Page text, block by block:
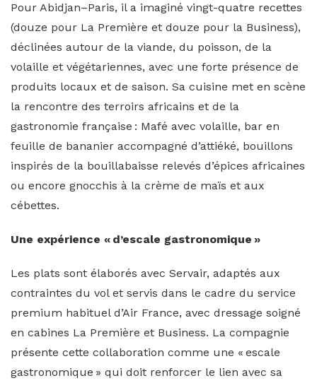
Pour Abidjan–Paris, il a imaginé vingt-quatre recettes
(douze pour La Première et douze pour la Business),
déclinées autour de la viande, du poisson, de la
volaille et végétariennes, avec une forte présence de
produits locaux et de saison. Sa cuisine met en scène
la rencontre des terroirs africains et de la
gastronomie française : Mafé avec volaille, bar en
feuille de bananier accompagné d’attiéké, bouillons
inspirés de la bouillabaisse relevés d’épices africaines
ou encore gnocchis à la crème de maïs et aux
cébettes.
Une expérience « d’escale gastronomique »
Les plats sont élaborés avec Servair, adaptés aux
contraintes du vol et servis dans le cadre du service
premium habituel d’Air France, avec dressage soigné
en cabines La Première et Business. La compagnie
présente cette collaboration comme une « escale
gastronomique » qui doit renforcer le lien avec sa